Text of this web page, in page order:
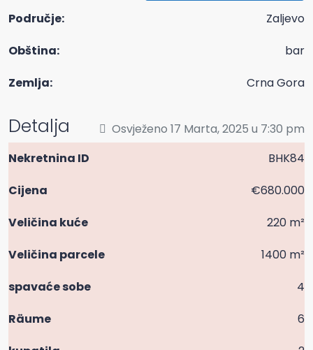
Područje:
Zaljevo
Obština:
bar
Zemlja:
Crna Gora
Detalja
Osvježeno 17 Marta, 2025 u 7:30 pm
Nekretnina ID
BHK84
Cijena
€680.000
Veličina kuće
220 m²
Veličina parcele
1400 m²
spavaće sobe
4
Räume
6